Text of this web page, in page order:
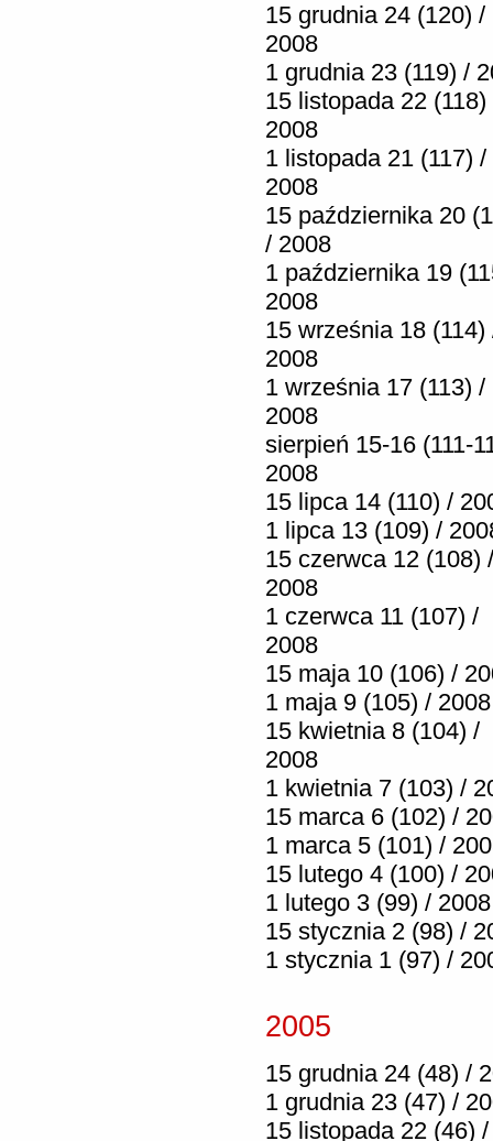
15 grudnia 24 (120) /
2008
1 grudnia 23 (119) /
15 listopada 22 (118)
2008
1 listopada 21 (117) /
2008
15 października 20
/ 2008
1 października 19
2008
15 września 18 (114)
2008
1 września 17 (113) /
2008
sierpień 15-16 (111-
2008
15 lipca 14 (110) /
1 lipca 13 (109) /
15 czerwca 12 (108) /
2008
1 czerwca 11 (107) /
2008
15 maja 10 (106) /
1 maja 9 (105) / 2008
15 kwietnia 8 (104) /
2008
1 kwietnia 7 (103) /
15 marca 6 (102) /
1 marca 5 (101) /
15 lutego 4 (100) /
1 lutego 3 (99) / 2008
15 stycznia 2 (98) /
1 stycznia 1 (97) /
2005
15 grudnia 24 (48) /
1 grudnia 23 (47) /
15 listopada 22 (46) /